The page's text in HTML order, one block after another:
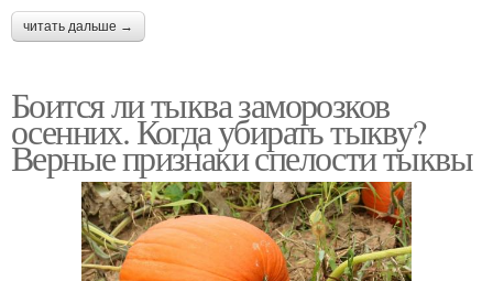
читать дальше →
Боится ли тыква заморозков
осенних. Когда убирать тыкву?
Верные признаки спелости тыквы